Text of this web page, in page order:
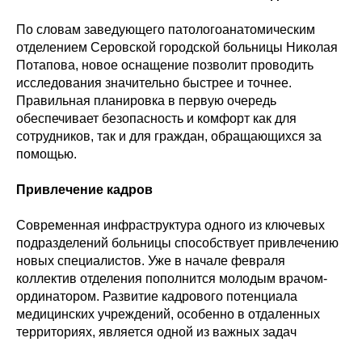
По словам заведующего патологоанатомическим
отделением Серовской городской больницы Николая
Потапова, новое оснащение позволит проводить
исследования значительно быстрее и точнее.
Правильная планировка в первую очередь
обеспечивает безопасность и комфорт как для
сотрудников, так и для граждан, обращающихся за
помощью.
Привлечение кадров
Современная инфраструктура одного из ключевых
подразделений больницы способствует привлечению
новых специалистов. Уже в начале февраля
коллектив отделения пополнится молодым врачом-
ординатором. Развитие кадрового потенциала
медицинских учреждений, особенно в отдаленных
территориях, является одной из важных задач